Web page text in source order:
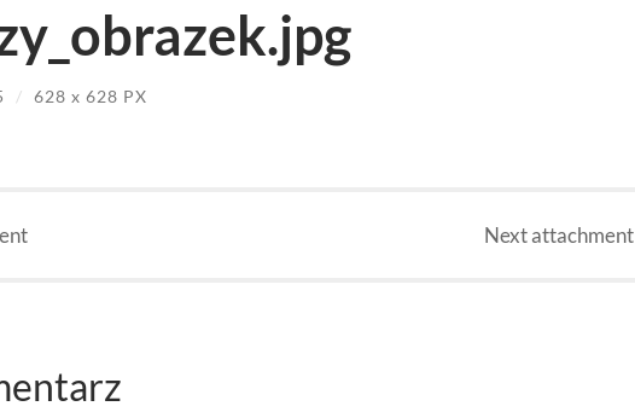
/ 628 x 628 PX
Nextattachment